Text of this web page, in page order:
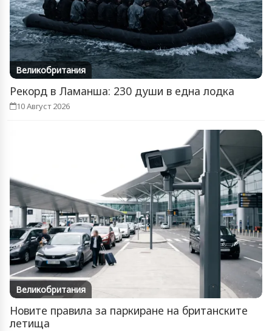
Великобритания
Рекорд в Ламанша: 230 души в една лодка
10 Август 2026
Великобритания
Новите правила за паркиране на британските
летища